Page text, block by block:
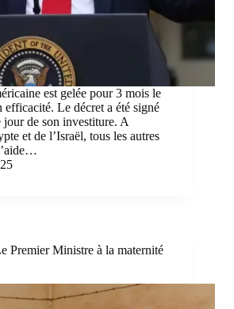
est gelée pour 3 mois le
efficacité. Le décret a été signé
de son investiture. A
et de l’Israël, tous les autres
Premier Ministre à la maternité